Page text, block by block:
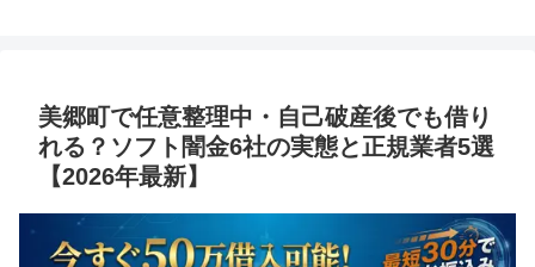
美郷町で任意整理中・自己破産後でも借り
れる？ソフト闇金6社の実態と正規業者5選
【2026年最新】